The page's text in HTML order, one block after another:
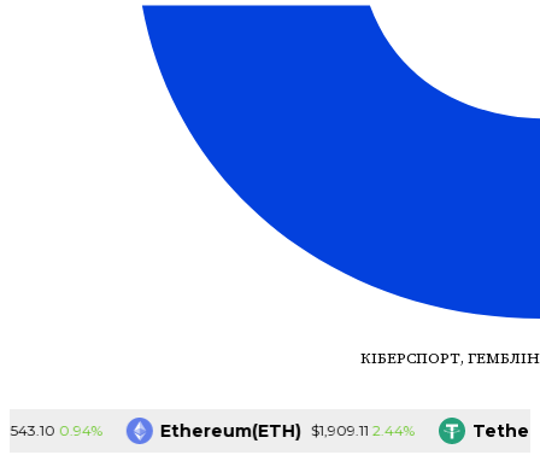
КІБЕРСПОРТ,
0.94% Ethereum(ETH) $1,909.11 2.44%